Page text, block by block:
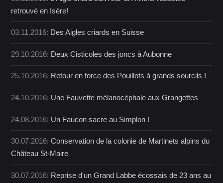
retrouvé en Isère!
03.11.2016: Des Aigles criards en Suisse
29.10.2016: Deux Cisticoles des joncs à Aubonne
25.10.2016: Retour en force des Pouillots à grands sourcils !
24.10.2016: Une Fauvette mélanocéphale aux Grangettes
24.08.2016: Un Faucon sacre au Simplon !
30.07.2016:Conservation de la colonie de Martinets alpins du
Château St-Maire
30.07.2016: Reprise d'un Grand Labbe écossais de 23 ans au